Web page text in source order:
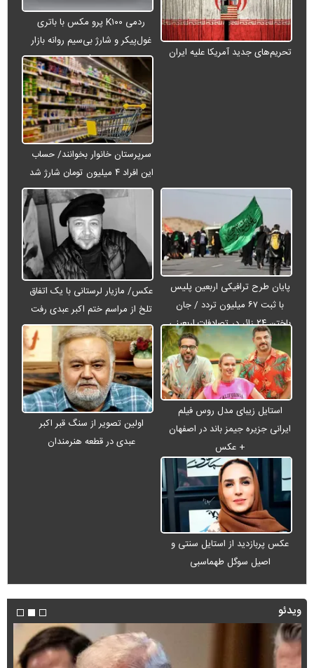
تحریم‌های جدید آمریکا علیه ایران
ردمی K۱۰۰ پرو مکس با باتری
غول‌پیکر و شارژ بی‌سیم روانه بازار
می‌شود
سرپرستان خانوار بخوانند/ حساب
این افراد ۴ میلیون تومان شارژ شد
پایان طرح ترافیکی اربعین پلیس
با ثبت ۶۷ میلیون تردد / جان
باختن ۲۴ زائر در تصادفات اربعینی
عکس/ مازیار لرستانی با یک اتفاق
تلخ از مراسم ختم اکبر عبدی رفت
استایل زیبای مدل روس فیلم
ایرانی جزیره جیمز باند در اصفهان
+ عکس
اولین تصویر از سنگ قبر اکبر
عبدی در قطعه هنرمندان
عکس پربازدید از استایل سنتی و
اصیل سوگل طهماسبی
ویدئو